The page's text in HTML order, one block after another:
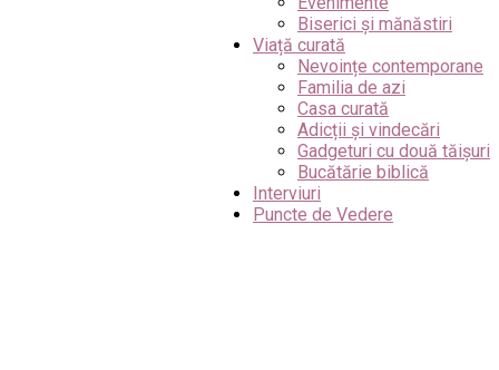
Biserici și mănăstiri
Viață curată
Nevoințe contemporane
Familia de azi
Casa curată
Adicții și vindecări
Gadgeturi cu două tăișuri
Bucătărie biblică
Interviuri
Puncte de Vedere